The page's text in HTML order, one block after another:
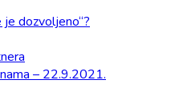
dozvoljeno“?
– 22.9.2021.